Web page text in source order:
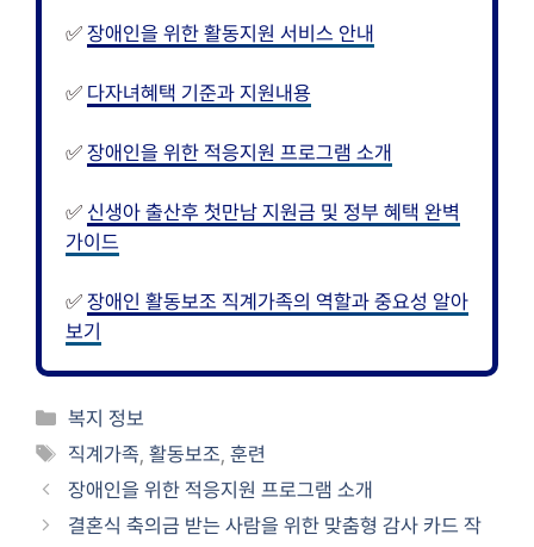
✅ 장애인을 위한 활동지원 서비스 안내
✅ 다자녀혜택 기준과 지원내용
✅ 장애인을 위한 적응지원 프로그램 소개
✅ 신생아 출산후 첫만남 지원금 및 정부 혜택 완벽
가이드
✅ 장애인 활동보조 직계가족의 역할과 중요성 알아
보기
카
테
리
복지 정보
태
그
직계가족 ,활동보조 ,훈련
장애인을 위한 적응지원 프로그램 소개
결혼식 축의금 받는 사람을 위한 맞춤형 감사 카드 작